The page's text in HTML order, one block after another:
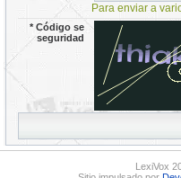
Para enviar a
*Código se
seguridad
LexiVox